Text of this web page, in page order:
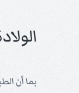
بما أن